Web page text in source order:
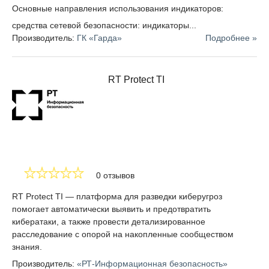
различные другие каналы.
Корреляцияпозволяет организациям автоматически
анализировать, коррелировать и использовать
имеющуюся информацию, чтобы узнать кто, почему и
соответствующие меры.
Обогащение и контекстуализация
создание обогащенного контекста вокруг угроз, Threat
командам SOC и IR получать как можно больше
возможностях и инфраструктуре для надлежащего
реагирования.
. Технология автоматически анализирует
содержание индикаторов угроз и взаимосвязи между
Основные направления использования индикаторов:
средства сетевой безопасности: индикаторы...
Производитель: ГК «Гарда» Подробнее »
RT Protect TI
0 отзывов
RT Protect TI — платформа для разведки киберугроз
помогает автоматически выявить и предотвратить
кибератаки, а также провести детализированное
расследование с опорой на накопленные сообществом
знания.
Производитель: «РТ-Информационная безопасность»